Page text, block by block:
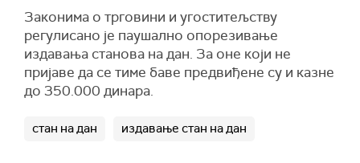
Законима о трговини и угоститељству
регулисано је паушално опорезивање
издавања станова на дан. За оне који не
пријаве да се тиме баве предвиђене су и казне
до 350.000 динара.
стан на дан издавање стан на дан